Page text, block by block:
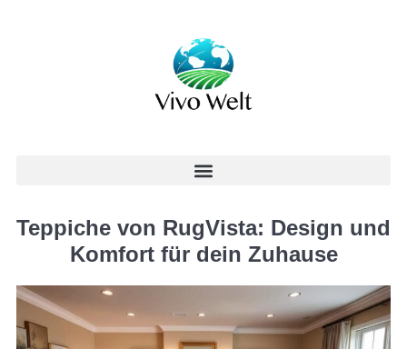
Teppiche von RugVista: Design und
Komfort für dein Zuhause